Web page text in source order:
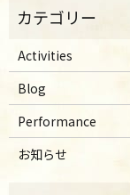
Activities
Blog
Performance
お知らせ